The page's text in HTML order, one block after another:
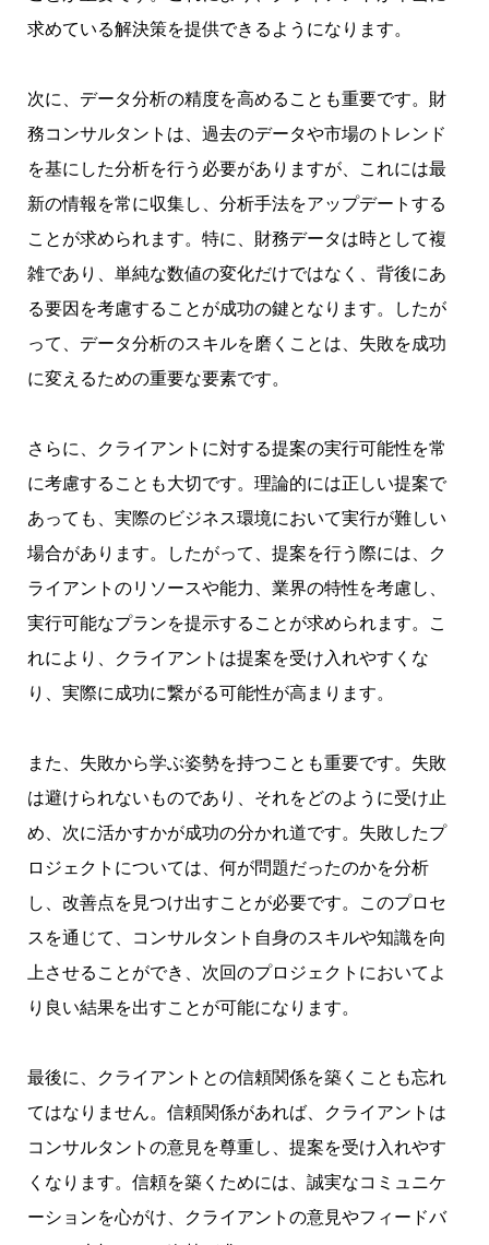
求めている解決策を提供できるようになります。
次に、データ分析の精度を高めることも重要です。財
務コンサルタントは、過去のデータや市場のトレンド
を基にした分析を行う必要がありますが、これには最
新の情報を常に収集し、分析手法をアップデートする
ことが求められます。特に、財務データは時として複
雑であり、単純な数値の変化だけではなく、背後にあ
る要因を考慮することが成功の鍵となります。したが
って、データ分析のスキルを磨くことは、失敗を成功
に変えるための重要な要素です。
さらに、クライアントに対する提案の実行可能性を常
に考慮することも大切です。理論的には正しい提案で
あっても、実際のビジネス環境において実行が難しい
場合があります。したがって、提案を行う際には、ク
ライアントのリソースや能力、業界の特性を考慮し、
実行可能なプランを提示することが求められます。こ
れにより、クライアントは提案を受け入れやすくな
り、実際に成功に繋がる可能性が高まります。
また、失敗から学ぶ姿勢を持つことも重要です。失敗
は避けられないものであり、それをどのように受け止
め、次に活かすかが成功の分かれ道です。失敗したプ
ロジェクトについては、何が問題だったのかを分析
し、改善点を見つけ出すことが必要です。このプロセ
スを通じて、コンサルタント自身のスキルや知識を向
上させることができ、次回のプロジェクトにおいてよ
り良い結果を出すことが可能になります。
最後に、クライアントとの信頼関係を築くことも忘れ
てはなりません。信頼関係があれば、クライアントは
コンサルタントの意見を尊重し、提案を受け入れやす
くなります。信頼を築くためには、誠実なコミュニケ
ーションを心がけ、クライアントの意見やフィードバ